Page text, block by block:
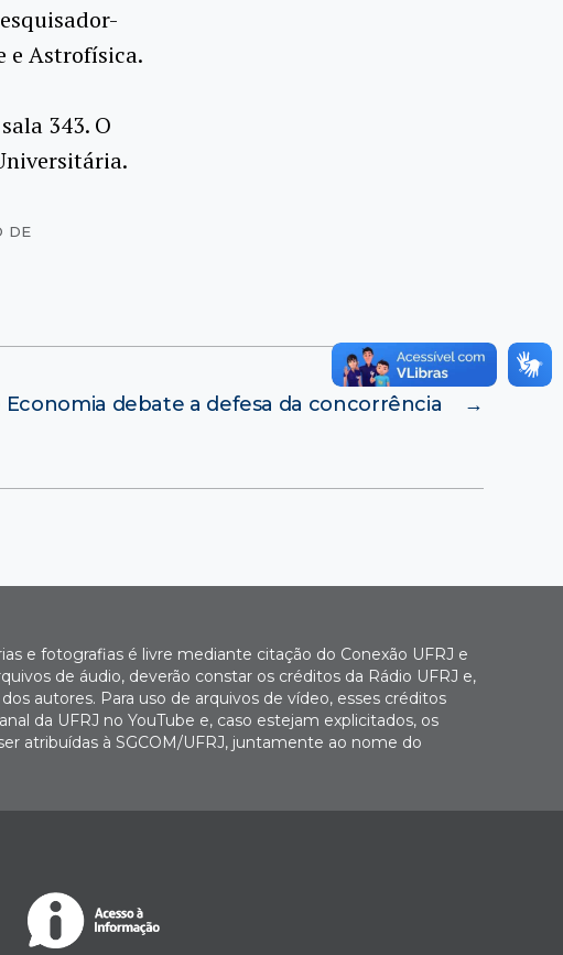
e Astrofísica.
343. O
DE
→
debate a defesa da concorrência
e fotografias é livre mediante citação do Conexão UFRJ e
de áudio, deverão constar os créditos da Rádio UFRJ e,
autores. Para uso de arquivos de vídeo, esses créditos
da UFRJ no YouTube e, caso estejam explicitados, os
atribuídas à SGCOM/UFRJ, juntamente ao nome do